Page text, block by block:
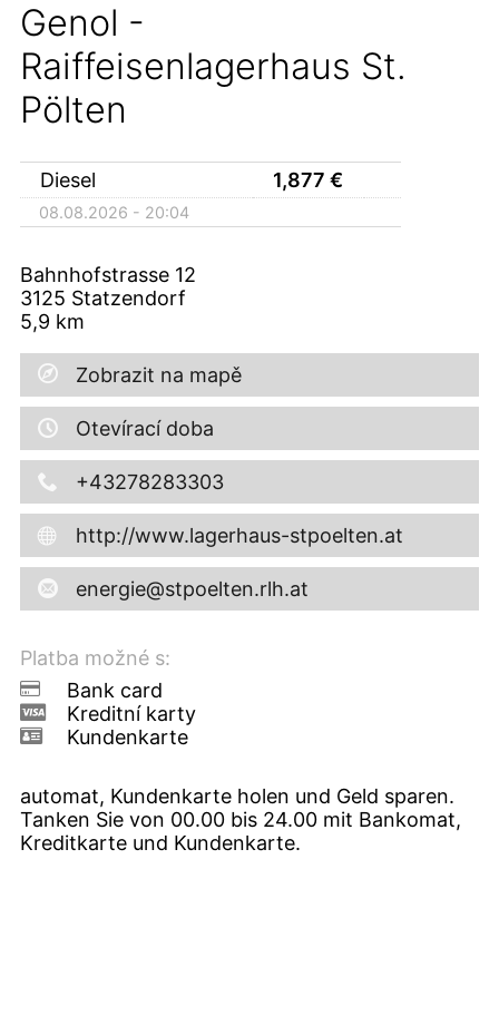
Genol -
Raiffeisenlagerhaus St.
Pölten
Diesel 1,877 €
08.08.2026 - 20:04
Bahnhofstrasse 12
3125 Statzendorf
5,9 km
Zobrazit na mapě
Otevírací doba
+43278283303
http://www.lagerhaus-stpoelten.at
energie@stpoelten.rlh.at
Platba možné s:
Bank card
Kreditní karty
Kundenkarte
automat, Kundenkarte holen und Geld sparen.
Tanken Sie von 00.00 bis 24.00 mit Bankomat,
Kreditkarte und Kundenkarte.